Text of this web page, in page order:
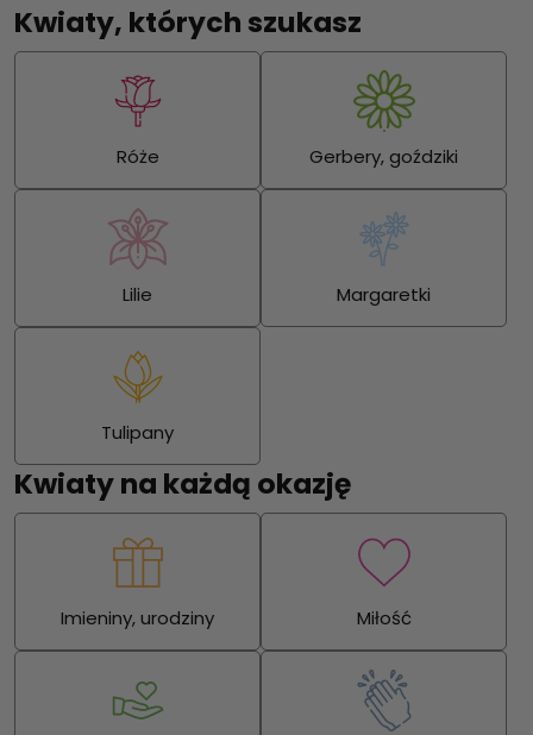
Kwiaty, których szukasz
Róże Gerbery, goździki
Lilie Margaretki
Tulipany
Kwiaty na każdą okazję
Imieniny, urodziny Miłość